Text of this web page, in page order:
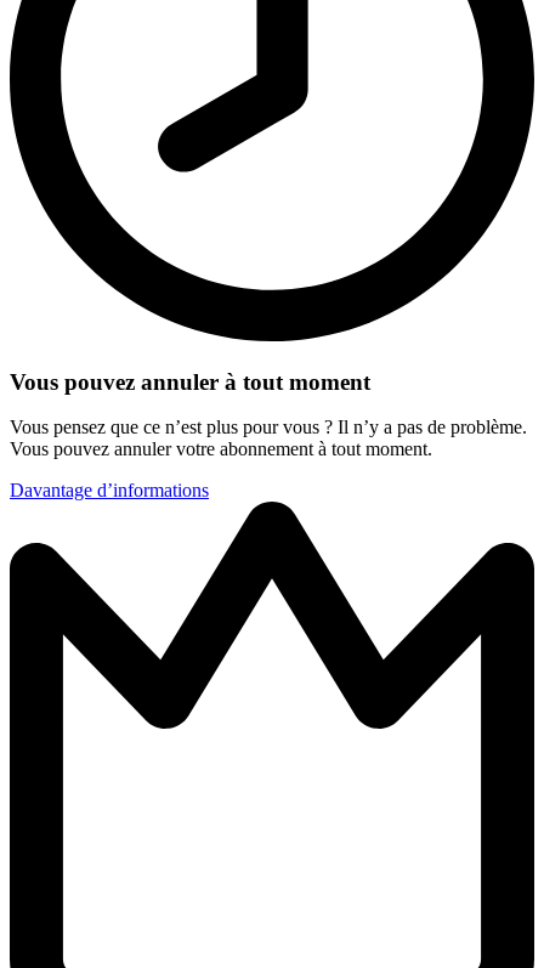
Vous pouvez annuler à tout moment
Vous pensez que ce n’est plus pour vous ? Il n’y a pas de problème.
Vous pouvez annuler votre abonnement à tout moment.
Davantage d’informations